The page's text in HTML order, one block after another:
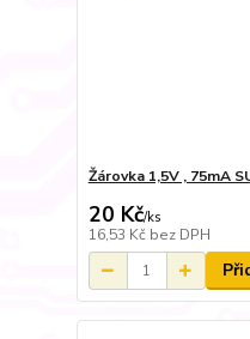
Žárovka 1,5V , 75mA
20 Kč/ks
16,53 Kč bez DPH